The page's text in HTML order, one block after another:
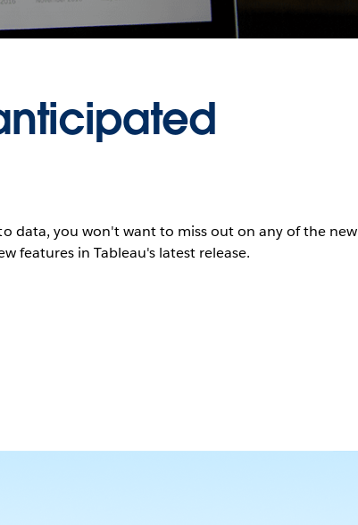
data, you won't want to miss out on any of the new
features in Tableau's latest release.